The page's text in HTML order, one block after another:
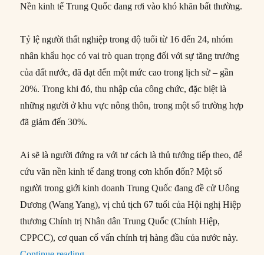
Nền kinh tế Trung Quốc đang rơi vào khó khăn bất thường.
Tỷ lệ người thất nghiệp trong độ tuổi từ 16 đến 24, nhóm
nhân khẩu học có vai trò quan trọng đối với sự tăng trưởng
của đất nước, đã đạt đến một mức cao trong lịch sử – gần
20%. Trong khi đó, thu nhập của công chức, đặc biệt là
những người ở khu vực nông thôn, trong một số trường hợp
đã giảm đến 30%.
Ai sẽ là người đứng ra với tư cách là thủ tướng tiếp theo, để
cứu vãn nền kinh tế đang trong cơn khốn đốn? Một số
người trong giới kinh doanh Trung Quốc đang đề cử Uông
Dương (Wang Yang), vị chủ tịch 67 tuổi của Hội nghị Hiệp
thương Chính trị Nhân dân Trung Quốc (Chính Hiệp,
CPPCC), cơ quan cố vấn chính trị hàng đầu của nước này.